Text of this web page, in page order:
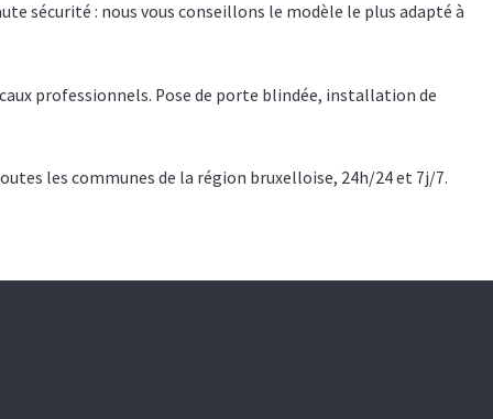
sécurité : nous vous conseillons le modèle le plus adapté à
professionnels. Pose de porte blindée, installation de
les communes de la région bruxelloise, 24h/24 et 7j/7.